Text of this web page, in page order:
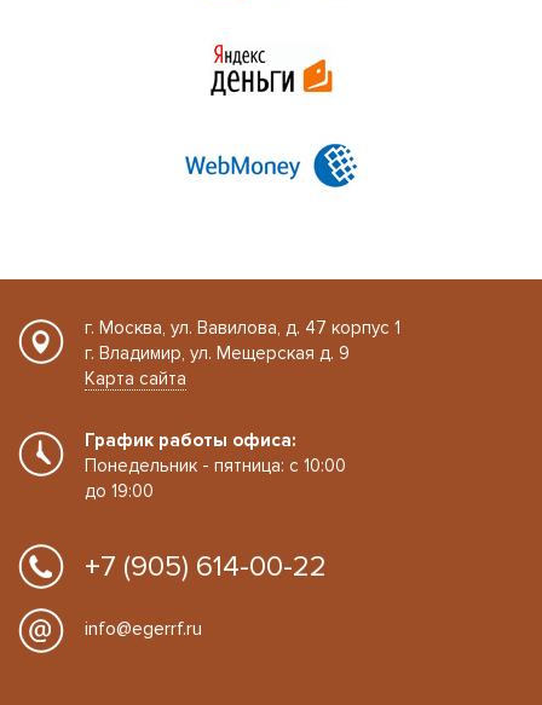
г. Москва, ул. Вавилова, д. 47 корпус 1
г. Владимир, ул. Мещерская д. 9
Карта сайта
График работы офиса:
Понедельник - пятница: с 10:00
до 19:00
+7 (905) 614-00-22
info@egerrf.ru